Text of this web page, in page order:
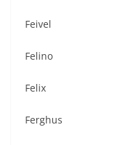
Feivel
Felino
Felix
Ferghus